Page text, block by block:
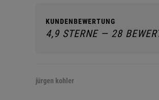
KUNDENBEWERTUNG
4,9 STERNE — 28
jürgen kohler